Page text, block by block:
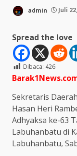
admin Juli
Spread the love
Dibaca: 426
Sekretaris
Hasan Heri
Adhyaksa ke-63
Labuhanbatu di
Labuhanbatu,